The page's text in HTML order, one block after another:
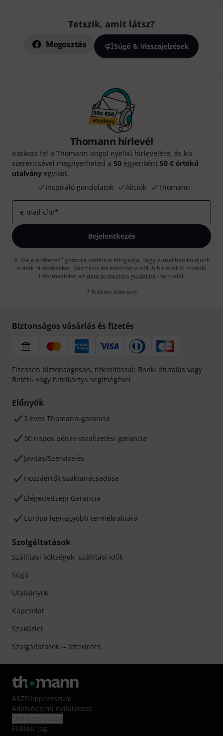
Tetszik, amit látsz?
Megosztás Súgó & Visszajelzések
Thomann hírlevél
Iratkozz fel a Thomann angol nyelvű hírlevelére, és kis
szerencsével megnyerheted a 50 egyenként 50 € értékű
utalvány egyikét.
Inspiráló gondolatok
Akciók Thomann
e-mail cím*
Bejelentkezés
A "Bejelentkezés" gombra kattintva elfogadja, hogy e-mailben küldjünk
önnek hirdetéseket. Bármikor leiratkozhat erről. A hírlevélről további
információkat az data protection guideline -ben talál.
* Kitöltés kötelező
Biztonságos vásárlás és fizetés
Fizessen biztonságosan, titkosítással: Banki átutalás vagy
Betéti- vagy hitelkártya segítségével
Előnyök
3 éves Thomann-garancia
30 napos pénzvisszafizetési garancia
Javítás/Szervizelés
Hozzáértők szaktanácsadása
Elégedettségi Garancia
Európa legnagyobb termékraktára
Szolgáltatások
Szállítási költségek, szállítási idők
Súgó
Utalványok
Kapcsolat
Szaküzlet
Szolgáltatások -- áttekintés
ÁSZF/Impresszum
Adatvédelmi nyilatkozat
Elállási jog